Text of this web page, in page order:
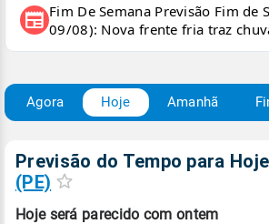
newspaper Fim De Semana Previsão Fim de
09/08): Nova frente fria traz
para áreas do país
Agora Hoje Amanhã
Previsão do Tempo para Hoje
(PE)
Hoje será parecido com ontem